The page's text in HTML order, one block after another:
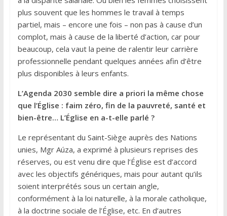
plus souvent que les hommes le travail à temps
partiel, mais – encore une fois – non pas à cause d’un
complot, mais à cause de la liberté d’action, car pour
beaucoup, cela vaut la peine de ralentir leur carrière
professionnelle pendant quelques années afin d’être
plus disponibles à leurs enfants.
L’Agenda 2030 semble dire a priori la même chose
que l’Église : faim zéro, fin de la pauvreté, santé et
bien-être… L’Église en a-t-elle parlé ?
Le représentant du Saint-Siège auprès des Nations
unies, Mgr Aúza, a exprimé à plusieurs reprises des
réserves, ou est venu dire que l’Église est d’accord
avec les objectifs génériques, mais pour autant qu’ils
soient interprétés sous un certain angle,
conformément à la loi naturelle, à la morale catholique,
à la doctrine sociale de l’Église, etc. En d’autres